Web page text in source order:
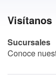
Visítanos
Sucursales
Conoce